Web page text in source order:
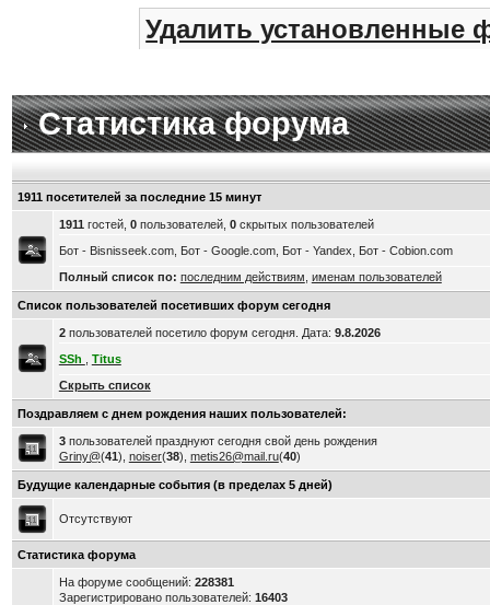
Удалить установленные
Статистика форума
1911 посетителей за последние 15 минут
1911 гостей, 0пользователей, 0скрытых пользователей
Бот - Bisnisseek.com, Бот - Google.com, Бот - Yandex, Бот - Cobion.com
Полный список по: последним действиям именам пользователей
Список пользователей посетивших форум сегодня
2пользователей посетило форум сегодня. Дата: 9.8.2026
SSh
Titus
Скрыть список
Поздравляем с днем рождения наших пользователей:
3пользователей празднуют сегодня свой день рождения
Griny@(41), noiser(38), metis26@mail.ru(40)
Будущие календарные события (в пределах 5 дней)
Отсутствуют
Статистика форума
На форуме сообщений: 228381
Зарегистрировано пользователей: 16403